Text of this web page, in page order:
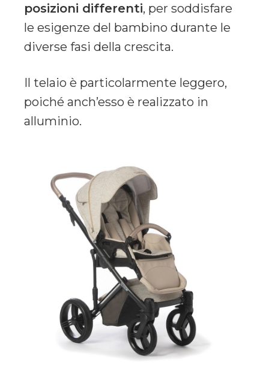
posizioni differenti, per soddisfare
le esigenze del bambino durante le
diverse fasi della crescita.
Il telaio è particolarmente leggero,
poiché anch’esso è realizzato in
alluminio.